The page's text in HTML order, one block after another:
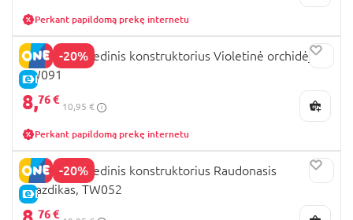
Perkant papildomą prekę internetu
-20%
E-KAINA
ROWOOD Medinis konstruktorius Violetinė orchidėja,
TW091
8,76 €
10,95 €
Perkant papildomą prekę internetu
-20%
E-KAINA
ROWOOD Medinis konstruktorius Raudonasis
gvazdikas, TW052
76 €